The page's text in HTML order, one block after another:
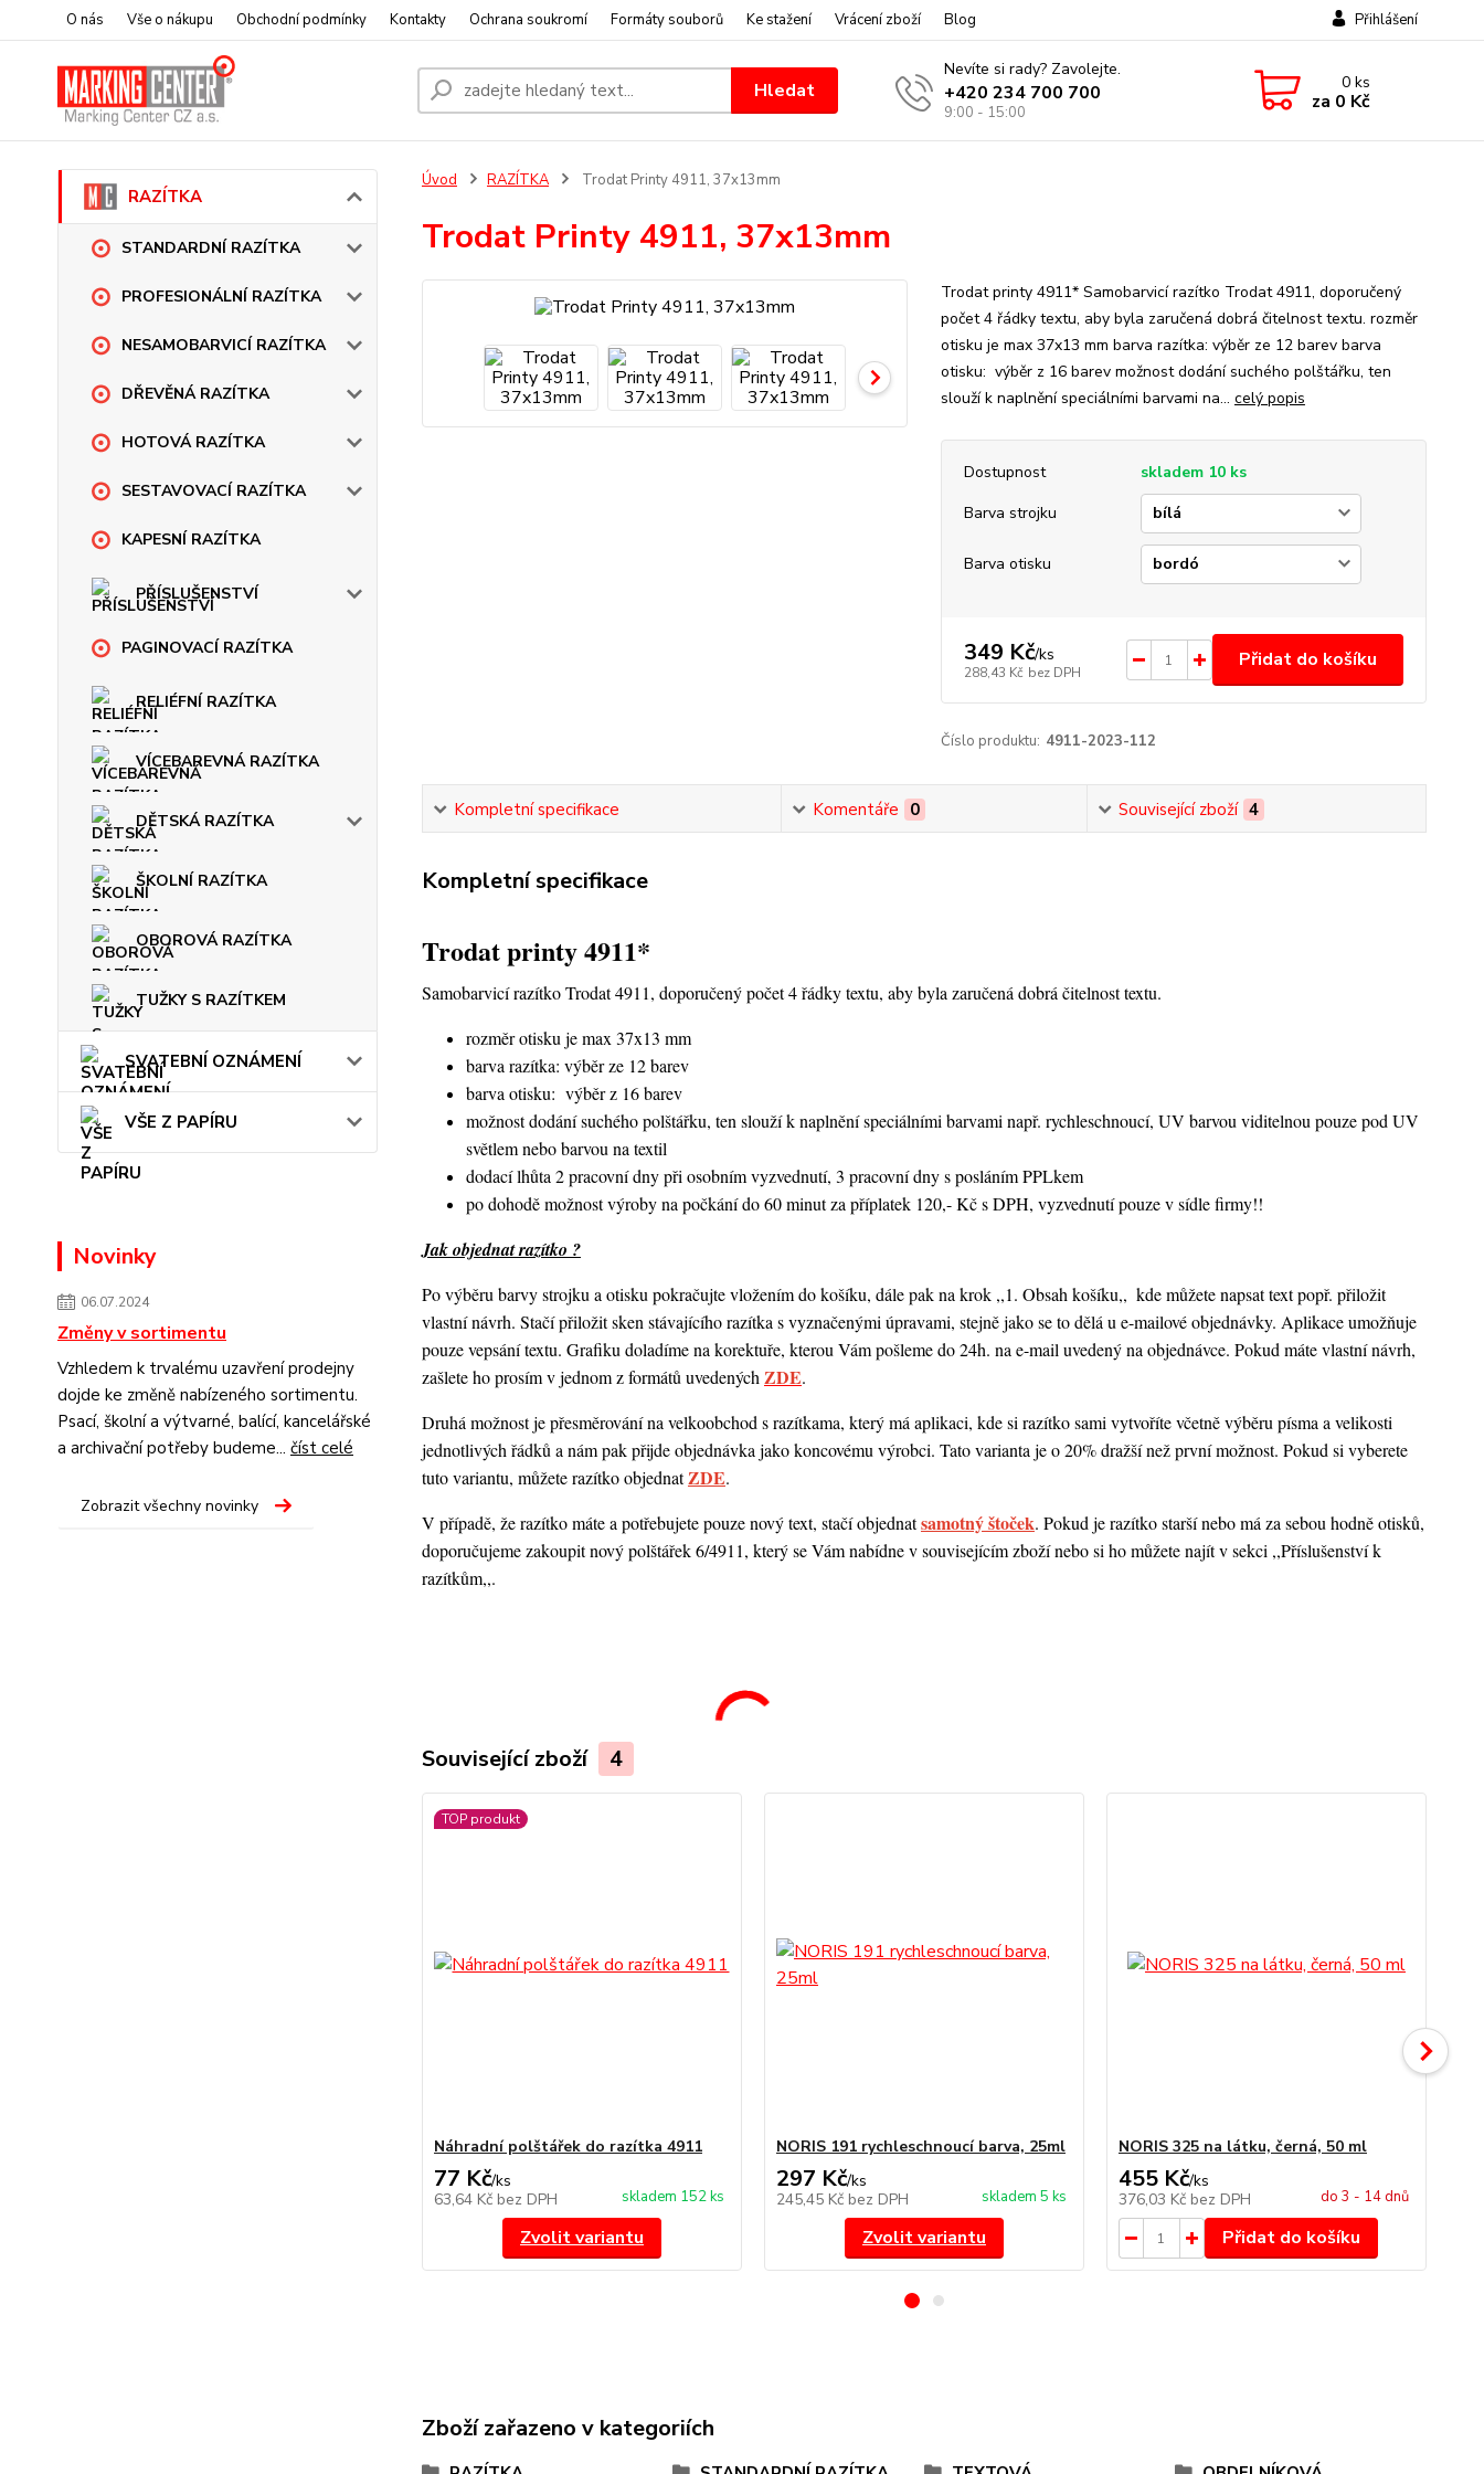
O nás Vše o nákupu Obchodní podmínky Kontakty Ochrana soukromí Formáty souborů Ke stažení Vrácení zboží Blog Přihlášení
Hledat
Nevíte si rady? Zavolejte.
+420 234 700 700
9:00 - 15:00
0ks
za 0 Kč
RAZÍTKA
STANDARDNÍ RAZÍTKA
PROFESIONÁLNÍ RAZÍTKA
NESAMOBARVICÍ RAZÍTKA
DŘEVĚNÁ RAZÍTKA
HOTOVÁ RAZÍTKA
SESTAVOVACÍ RAZÍTKA
KAPESNÍ RAZÍTKA
PŘÍSLUŠENSTVÍ
PAGINOVACÍ RAZÍTKA
RELIÉFNÍ RAZÍTKA
VÍCEBAREVNÁ RAZÍTKA
DĚTSKÁ RAZÍTKA
ŠKOLNÍ RAZÍTKA
OBOROVÁ RAZÍTKA
TUŽKY S RAZÍTKEM
SVATEBNÍ OZNÁMENÍ
VŠE Z PAPÍRU
Novinky
06.07.2024
Změny v sortimentu
Vzhledem k trvalému uzavření prodejny
dojde ke změně nabízeného sortimentu.
Psací, školní a výtvarné, balící, kancelářské
a archivační potřeby budeme... číst celé
Zobrazit všechny novinky
Úvod RAZÍTKA Trodat Printy 4911, 37x13mm
Trodat Printy 4911, 37x13mm
Trodat printy 4911* Samobarvicí razítko Trodat 4911, doporučený
počet 4 řádky textu, aby byla zaručená dobrá čitelnost textu. rozměr
otisku je max 37x13 mm barva razítka: výběr ze 12 barev barva
otisku: výběr z 16 barev možnost dodání suchého polštářku, ten
slouží k naplnění speciálními barvami na... celý popis
Dostupnost
skladem 10 ks
Barva strojku
Barva otisku
349 Kč/ks
288,43 Kč bez DPH
Přidat do košíku
Číslo produktu: 4911-2023-112
Kompletní specifikace Komentáře 0 Související zboží 4
Kompletní specifikace
Trodat printy 4911*
Samobarvicí razítko Trodat 4911, doporučený počet 4 řádky textu, aby byla zaručená dobrá čitelnost textu.
rozměr otisku je max 37x13 mm
barva razítka: výběr ze 12 barev
barva otisku: výběr z 16 barev
možnost dodání suchého polštářku, ten slouží k naplnění speciálními barvami např. rychleschnoucí, UV barvou viditelnou pouze pod UV
světlem nebo barvou na textil
dodací lhůta 2 pracovní dny při osobním vyzvednutí, 3 pracovní dny s posláním PPLkem
po dohodě možnost výroby na počkání do 60 minut za příplatek 120,- Kč s DPH, vyzvednutí pouze v sídle firmy!!
Jak objednat razítko ?
Po výběru barvy strojku a otisku pokračujte vložením do košíku, dále pak na krok ,,1. Obsah košíku,, kde můžete napsat text popř. přiložit
vlastní návrh. Stačí přiložit sken stávajícího razítka s vyznačenými úpravami, stejně jako se to dělá u e-mailové objednávky. Aplikace umožňuje
pouze vepsání textu. Grafiku doladíme na korektuře, kterou Vám pošleme do 24h. na e-mail uvedený na objednávce. Pokud máte vlastní návrh,
zašlete ho prosím v jednom z formátů uvedených ZDE.
Druhá možnost je přesměrování na velkoobchod s razítkama, který má aplikaci, kde si razítko sami vytvoříte včetně výběru písma a velikosti
jednotlivých řádků a nám pak přijde objednávka jako koncovému výrobci. Tato varianta je o 20% dražší než první možnost. Pokud si vyberete
tuto variantu, můžete razítko objednatZDE.
V případě, že razítko máte a potřebujete pouze nový text, stačí objednatsamotný štoček. Pokud je razítko starší nebo má za sebou hodně otisků,
doporučujeme zakoupit nový polštářek 6/4911, který se Vám nabídne v souvisejícím zboží nebo si ho můžete najít v sekci ,,Příslušenství k
razítkům,,.
Související zboží 4
TOP produkt
Náhradní polštářek do razítka 4911
77 Kč/ks
63,64 Kč bez DPH skladem 152 ks
Zvolit variantu
NORIS 191 rychleschnoucí barva, 25ml
297 Kč/ks
245,45 Kč bez DPH skladem 5 ks
Zvolit variantu
NORIS 325 na látku, černá, 50 ml
455 Kč/ks
376,03 Kč bez DPH do 3 - 14 dnů
Přidat do košíku
Zboží zařazeno v kategoriích